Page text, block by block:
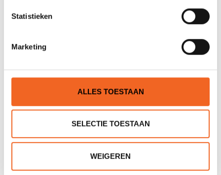
Statistieken
Marketing
ALLES TOESTAAN
SELECTIE TOESTAAN
WEIGEREN
40 LTR, PVC 350
KAJAK WATERDICHTE TAS
5 LTR, PVC